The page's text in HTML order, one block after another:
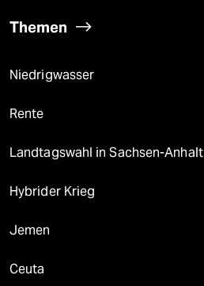
Themen
Niedrigwasser
Rente
Landtagswahl in Sachsen-Anhalt
Hybrider Krieg
Jemen
Ceuta